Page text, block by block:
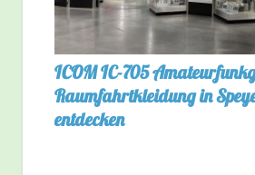
ICOM IC-705
Raumfahrtkleidung in
entdecken